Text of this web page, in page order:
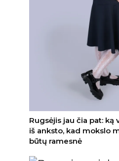
Rugsėjis jau čia pat: ką
iš anksto, kad mokslo
būtų ramesnė